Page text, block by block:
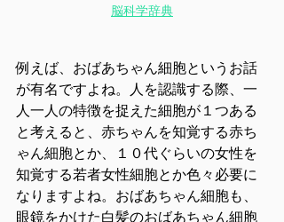
脳科学辞典
例えば、おばあちゃん細胞というお話
が有名ですよね。人を認識する際、一
人一人の特徴を捉えた細胞が１つある
と考えると、赤ちゃんを知覚する赤ち
ゃん細胞とか、１０代ぐらいの女性を
知覚する若者女性細胞とか色々必要に
なりますよね。おばあちゃん細胞も、
眼鏡をかけた白髪のおばあちゃん細胞